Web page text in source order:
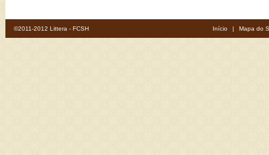
©2011-2012 Littera - FCSH Início | Mapa do